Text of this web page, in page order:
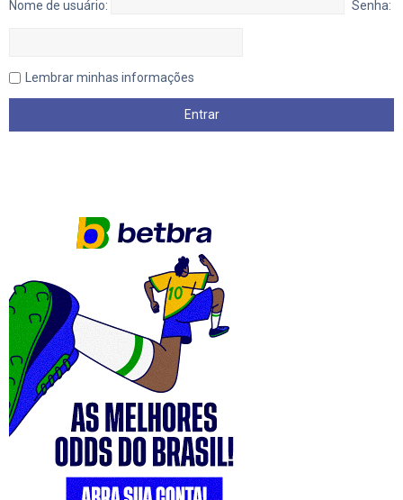
Nome de usuário: Senha:
Lembrar minhas informações